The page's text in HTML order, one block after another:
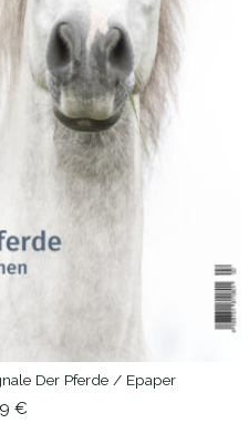
Der Pferde / Epaper
€